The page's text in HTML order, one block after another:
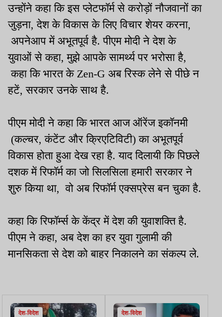
उन्होंने कहा कि इस प्लेटफॉर्म से करोड़ों नौजवानों का
जुड़ना, देश के विकास के लिए विचार शेयर करना,
अपनेआप में अभूतपूर्व है. पीएम मोदी ने देश के
युवाओं से कहा, मुझे आपके सामर्थ्य पर भरोसा है,
कहा कि भारत के Zen-G अब रिस्क लेने से पीछे न
हटें, सरकार उनके साथ है.
पीएम मोदी ने कहा कि भारत आज ऑरेंज इकॉनमी
(कल्चर, कंटेंट और क्रिएटिविटी) का अभूतपूर्व
विकास होता हुआ देख रहा है. याद दिलायी कि पिछले
दशक में रिफॉर्म का जो सिलसिला हमारी सरकार ने
शुरु किया था, वो अब रिफॉर्म एक्सप्रेस बन चुका है.
कहा कि रिफॉर्म्स के केंद्र में देश की युवाशक्ति है.
पीएम ने कहा, अब देश का हर युवा गुलामी की
मानसिकता से देश को बाहर निकालने का संकल्प ले.
देश-विदेश देश-विदेश